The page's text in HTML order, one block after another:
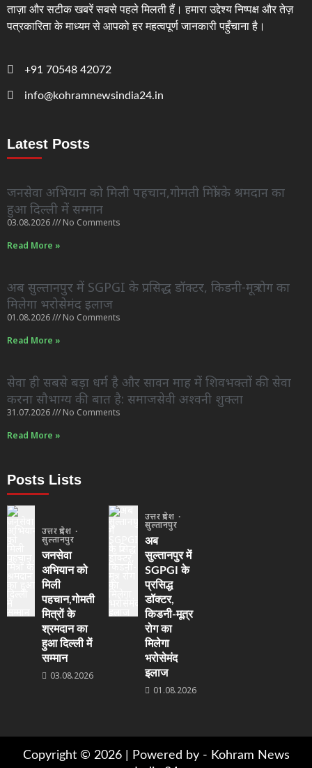
ताज़ा और सटीक खबरें सबसे पहले मिलती हैं। हमारा उद्देश्य निष्पक्ष और तेज़
पत्रकारिता के माध्यम से आपको हर महत्वपूर्ण जानकारी पहुँचाना है।
+91 70548 42072
info@kohramnewsindia24.in
Latest Posts
जनसेवा अभियान को मिली पहचान,गोमती मित्रों के श्रमदान का
हुआ दिल्ली में सम्मान
03.08.2026
No Comments
Read More »
अब सुल्तानपुर में SGPGI के प्रसिद्ध डॉक्टर, किडनी-मूत्र रोग का
मिलेगा भरोसेमंद इलाज
01.08.2026
No Comments
Read More »
सेवा ही सबसे बड़ा धर्म है और सावन माह में शिवभक्तों की सेवा
करना सौभाग्य की बात है: समाजसेवी अश्वनी शुक्ला
31.07.2026
No Comments
Read More »
Posts Lists
उत्तर प्रदेश
सुल्तानपुर
जनसेवा
अभियान को
मिली
पहचान,गोमती
मित्रों के
श्रमदान का
हुआ दिल्ली में
सम्मान
03.08.2026
उत्तर प्रदेश
सुल्तानपुर
अब
सुल्तानपुर में
SGPGI के
प्रसिद्ध
डॉक्टर,
किडनी-मूत्र
रोग का
मिलेगा
भरोसेमंद
इलाज
01.08.2026
Copyright © 2026 | Powered by - Kohram News